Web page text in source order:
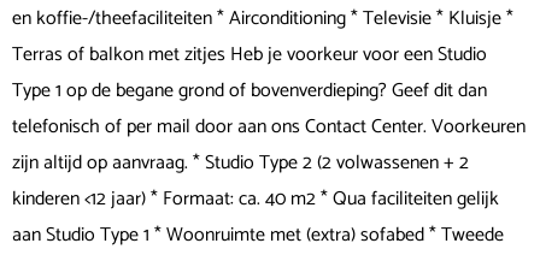
en koffie-/theefaciliteiten * Airconditioning * Televisie * Kluisje *
Terras of balkon met zitjes Heb je voorkeur voor een Studio
Type 1 op de begane grond of bovenverdieping? Geef dit dan
telefonisch of per mail door aan ons Contact Center. Voorkeuren
zijn altijd op aanvraag. * Studio Type 2 (2 volwassenen + 2
kinderen <12 jaar) * Formaat: ca. 40 m2 * Qua faciliteiten gelijk
aan Studio Type 1 * Woonruimte met (extra) sofabed * Tweede